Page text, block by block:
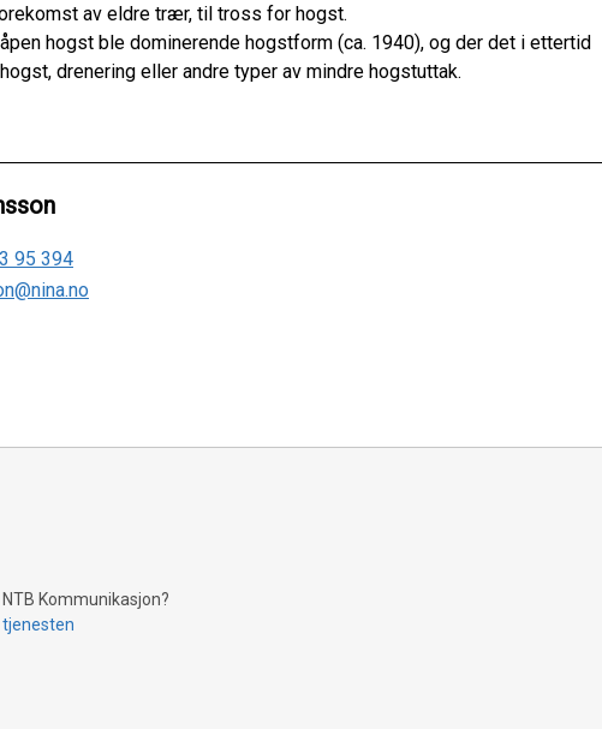
av eldre trær, til tross for hogst.
hogst ble dominerende hogstform (ca. 1940), og der det i ettertid
drenering eller andre typer av mindre hogstuttak.
95 394
Kommunikasjon?